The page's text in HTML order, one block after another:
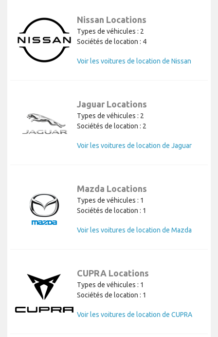
Nissan Locations
Types de véhicules : 2
Sociétés de location : 4
Voir les voitures de location de Nissan
Jaguar Locations
Types de véhicules : 2
Sociétés de location : 2
Voir les voitures de location de Jaguar
Mazda Locations
Types de véhicules : 1
Sociétés de location : 1
Voir les voitures de location de Mazda
CUPRA Locations
Types de véhicules : 1
Sociétés de location : 1
Voir les voitures de location de CUPRA